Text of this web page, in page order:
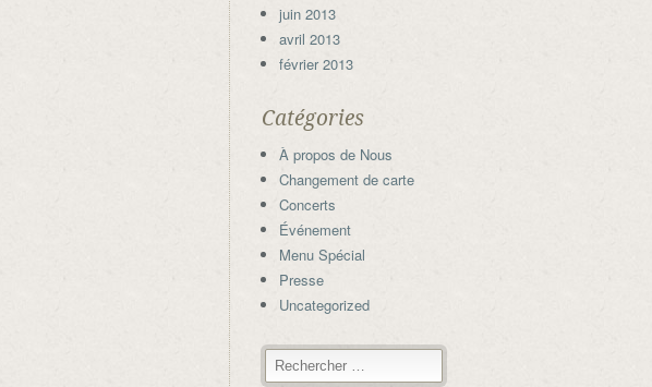
juin 2013
avril 2013
février 2013
Catégories
À propos de Nous
Changement de carte
Concerts
Événement
Menu Spécial
Presse
Uncategorized